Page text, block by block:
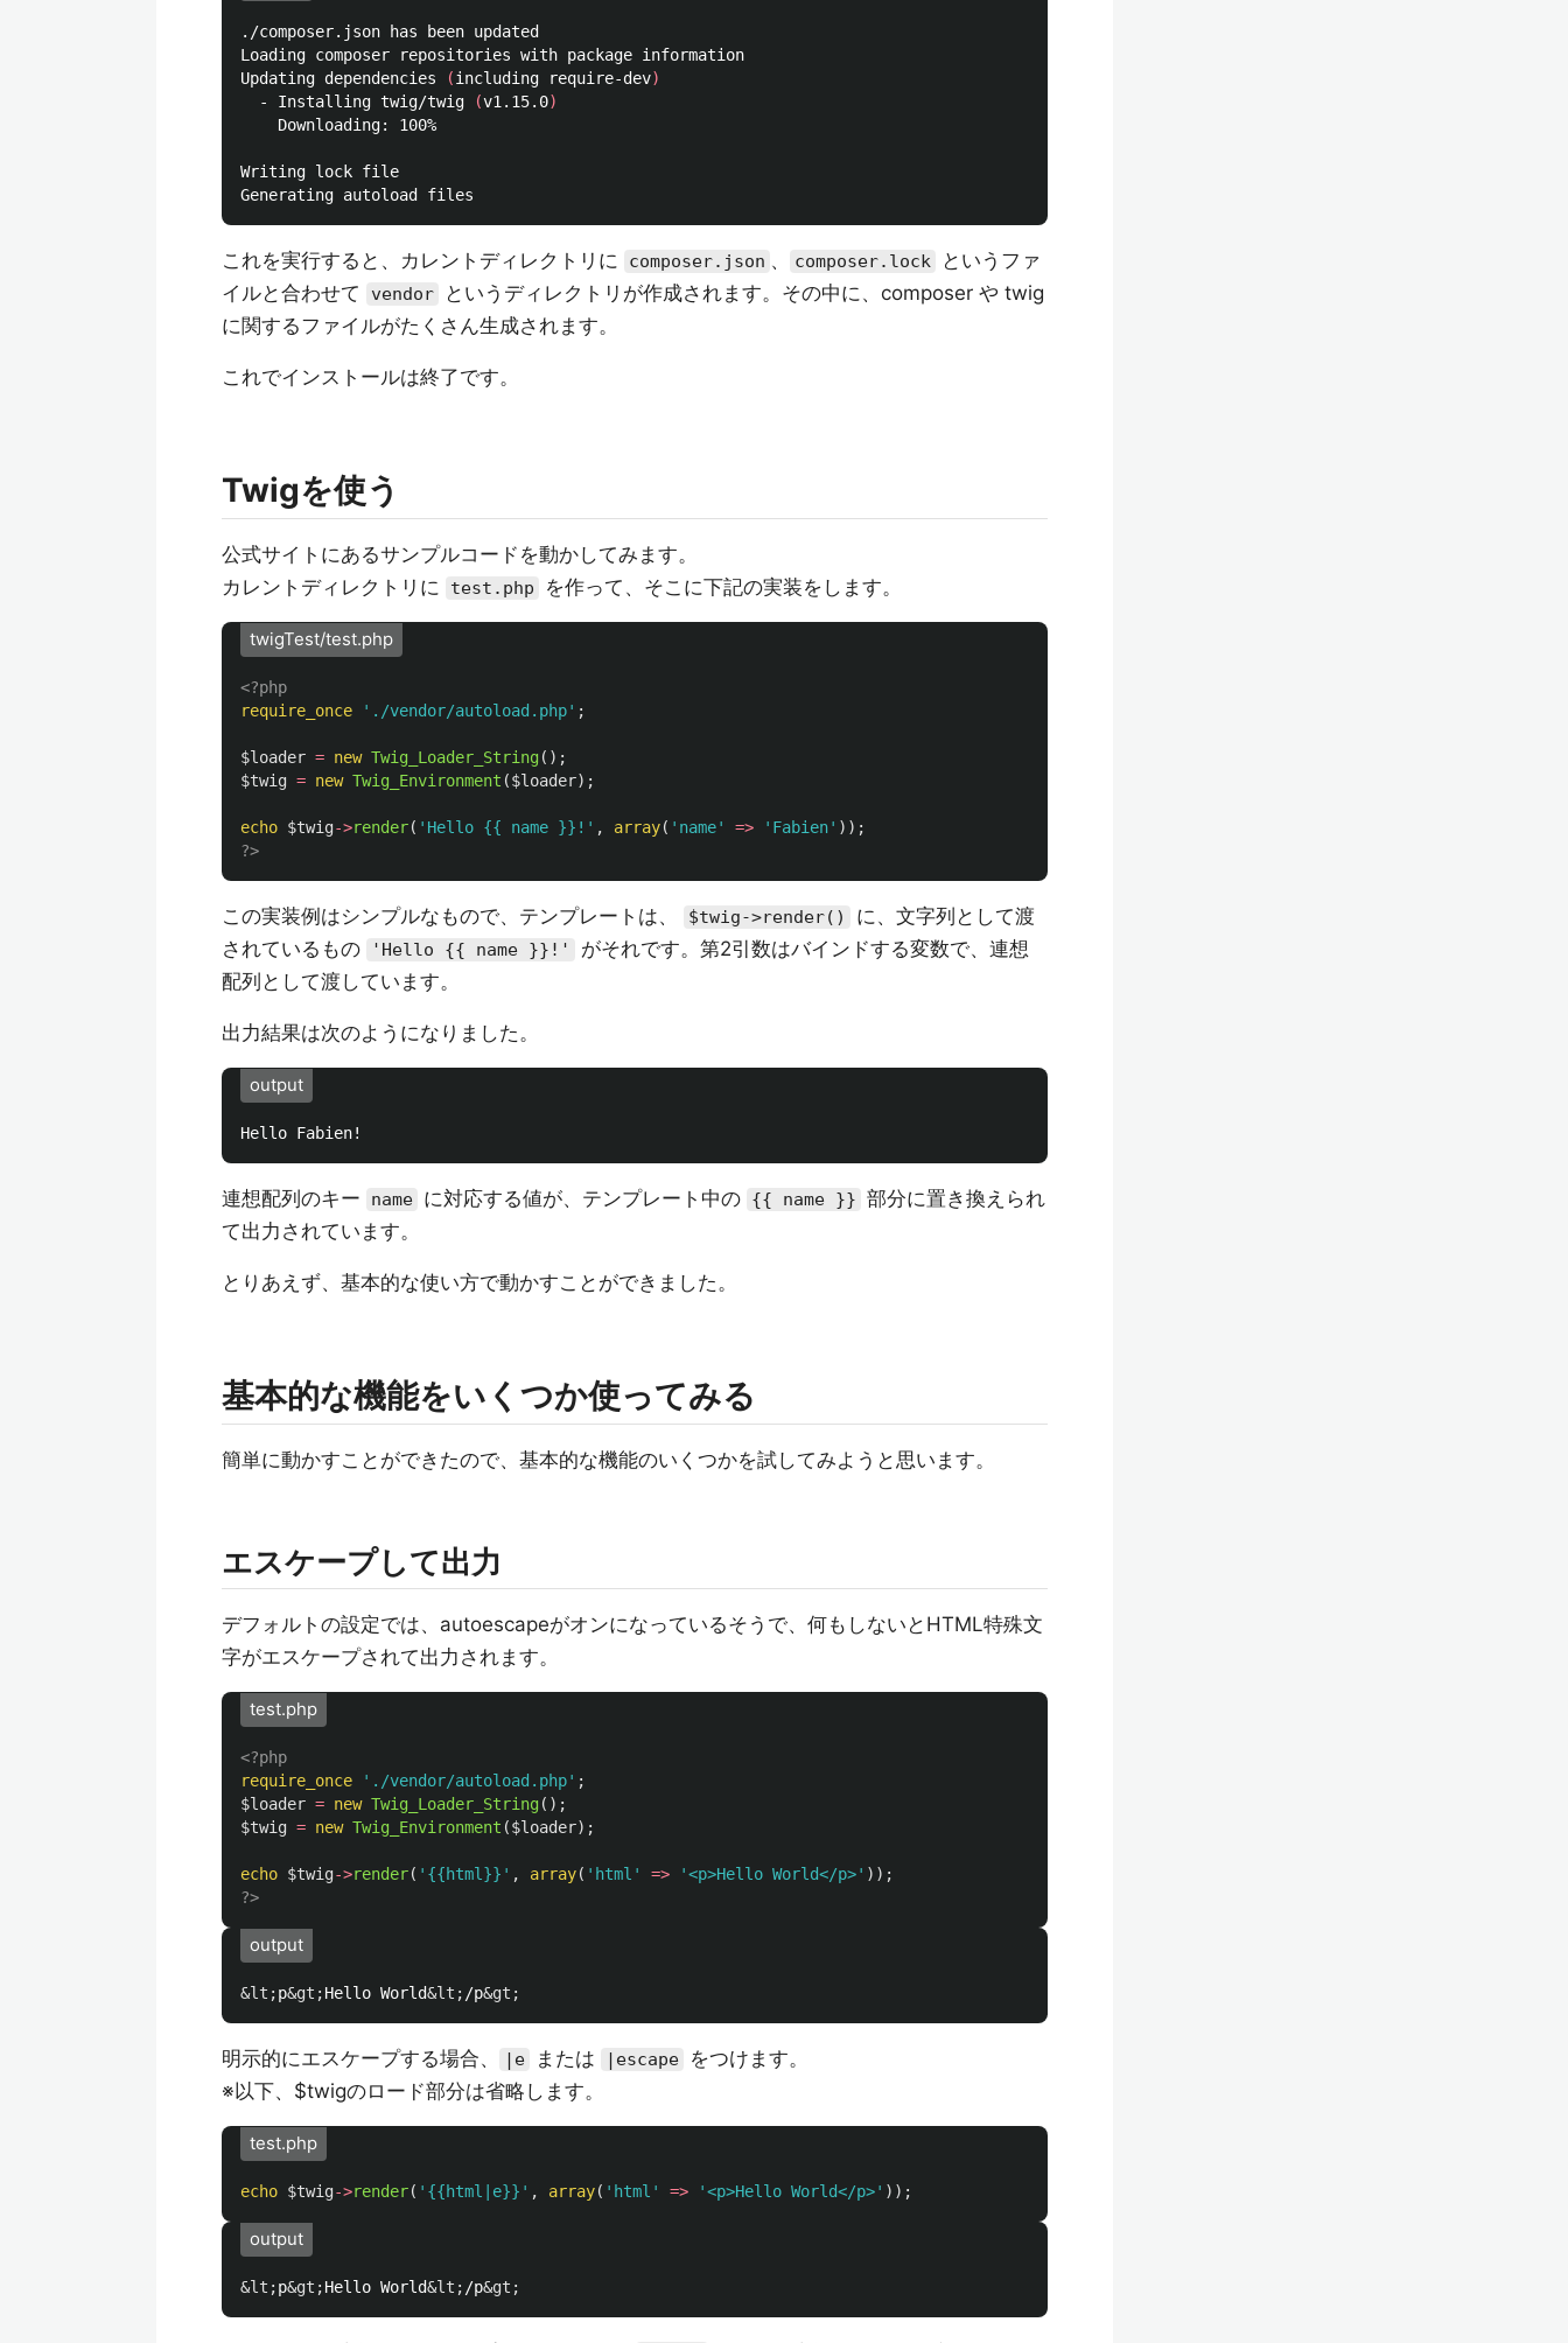
./composer.json has been updated
Loading composer repositories with package information
Updating dependencies
(including require-dev)
  - Installing twig/twig
(v1.15.0)
    Downloading: 100%
Writing lock file
これを実行すると、カレントディレクトリに composer.json 、 composer.lock
というファ
イルと合わせて
vendor
というディレクトリが作成されます。その中に、composer や twig
に関するファイルがたくさん生成されます。
これでインストールは終了です。
Twigを使う
公式サイトにあるサンプルコードを動かしてみます。
カレントディレクトリに
test.php を作って、そこに下記の実装をします。
twigTest/test.php
<?php
require_once
'./vendor/autoload.php' ;
$loader = new Twig_Loader_String();
$twig = new Twig_Environment ($loader);
echo $twig->render( 'Hello {{ name }}!' , array( 'name' => 'Fabien' ));
?>
この実装例はシンプルなもので、テンプレートは、 $twig->render()
に、文字列として渡
されているもの
'Hello {{ name }}!'
がそれです。第2引数はバインドする変数で、連想
配列として渡しています。
出力結果は次のようになりました。
output
連想配列のキー name に対応する値が、テンプレート中の {{ name }} 部分に置き換えられ
て出力されています。
とりあえず、基本的な使い方で動かすことができました。
基本的な機能をいくつか使ってみる
簡単に動かすことができたので、基本的な機能のいくつかを試してみようと思います。
エスケープして出力
デフォルトの設定では、autoescapeがオンになっているそうで、何もしないとHTML特殊文
字がエスケープされて出力されます。
test.php
<?php
require_once
'./vendor/autoload.php' ;
$loader = new Twig_Loader_String();
$twig = new Twig_Environment ($loader);
echo $twig->render( '{{html}}' , array( 'html' => '<p>Hello World</p>' ));
?>
output
&lt;p&gt;Hello World&lt; /p&gt;
明示的にエスケープする場合、 |e または |escape
をつけます。
※以下、$twigのロード部分は省略します。
test.php
echo $twig->render( '{{html|e}}' , array( 'html' => '<p>Hello World</p>' ));
output
&lt;p&gt;Hello World&lt; /p&gt;